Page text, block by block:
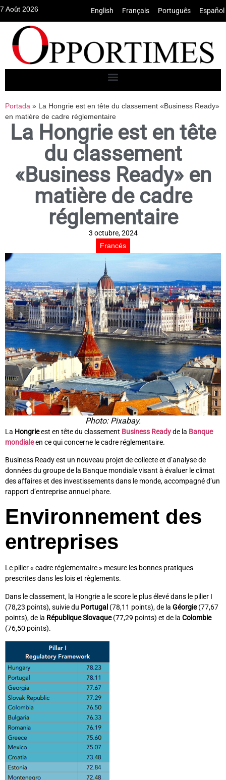
7 Août 2026 English Français Português Español
Portada » La Hongrie est en tête du classement «Business Ready»
en matière de cadre réglementaire
La Hongrie est en tête
du classement
«Business Ready» en
matière de cadre
réglementaire
3 octubre, 2024
Francés
Photo: Pixabay.
La Hongrieest en tête du classement Business Readyde la Banque
mondialeen ce qui concerne le cadre réglementaire.
Business Ready est un nouveau projet de collecte et d’analyse de
données du groupe de la Banque mondiale visant à évaluer le climat
des affaires et des investissements dans le monde, accompagné d’un
rapport d’entreprise annuel phare.
Environnement des
entreprises
Le pilier « cadre réglementaire » mesure les bonnes pratiques
prescrites dans les lois et règlements.
Dans le classement, la Hongrie a le score le plus élevé dans le pilier I
(78,23 points), suivie du Portugal (78,11 points), de la Géorgie(77,67
points), de la République Slovaque(77,29 points) et de la Colombie
(76,50 points).